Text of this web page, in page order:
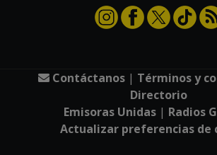
Contáctanos| Términos y
Directorio
Emisoras Unidas | Radios
Actualizar preferencias de